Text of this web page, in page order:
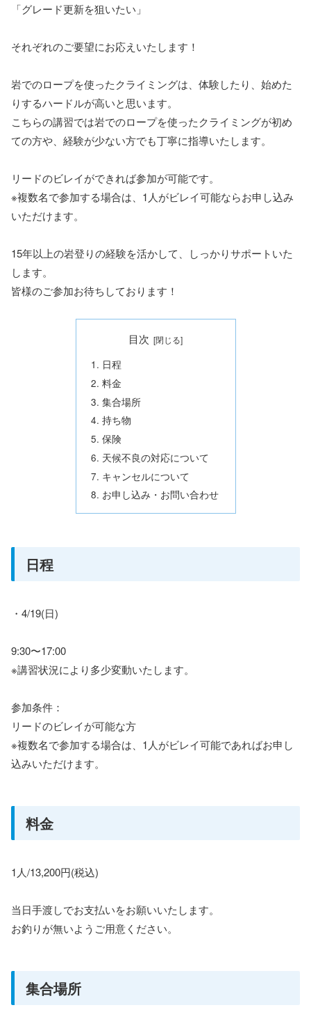
「グレード更新を狙いたい」
それぞれのご要望にお応えいたします！
岩でのロープを使ったクライミングは、体験したり、始めた
りするハードルが高いと思います。
こちらの講習では岩でのロープを使ったクライミングが初め
ての方や、経験が少ない方でも丁寧に指導いたします。
リードのビレイができれば参加が可能です。
※複数名で参加する場合は、1人がビレイ可能ならお申し込み
いただけます。
15年以上の岩登りの経験を活かして、しっかりサポートいた
します。
皆様のご参加お待ちしております！
目次
日程
料金
集合場所
持ち物
保険
天候不良の対応について
キャンセルについて
お申し込み・お問い合わせ
日程
・4/19(日)
9:30〜17:00
※講習状況により多少変動いたします。
参加条件：
リードのビレイが可能な方
※複数名で参加する場合は、1人がビレイ可能であればお申し
込みいただけます。
料金
1人/13,200円(税込)
当日手渡しでお支払いをお願いいたします。
お釣りが無いようご用意ください。
集合場所